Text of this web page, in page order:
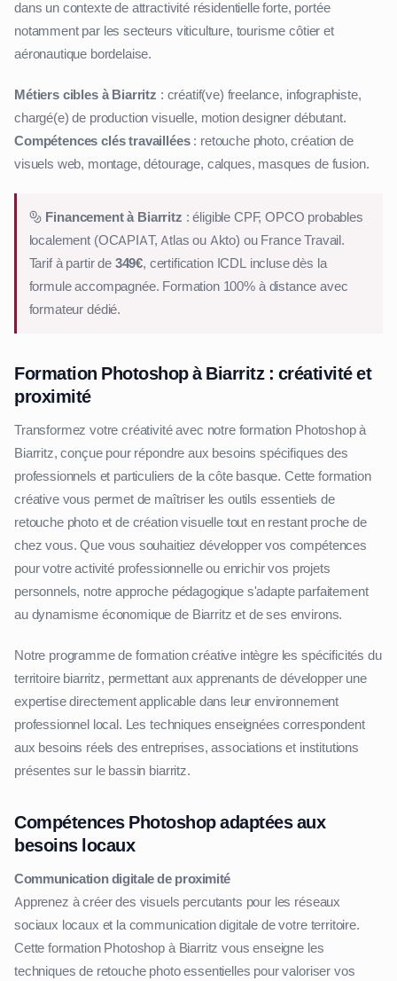
dans un contexte de attractivité résidentielle forte, portée
notamment par les secteurs viticulture, tourisme côtier et
aéronautique bordelaise.
Métiers cibles à Biarritz : créatif(ve) freelance, infographiste,
chargé(e) de production visuelle, motion designer débutant.
Compétences clés travaillées: retouche photo, création de
visuels web, montage, détourage, calques, masques de fusion.
Financement à Biarritz : éligible CPF, OPCO probables
localement (OCAPIAT, Atlas ou Akto) ou France Travail.
Tarif à partir de 349€, certification ICDL incluse dès la
formule accompagnée. Formation 100% à distance avec
formateur dédié.
Formation Photoshop à Biarritz : créativité et
proximité
Transformez votre créativité avec notre formation Photoshop à
Biarritz, conçue pour répondre aux besoins spécifiques des
professionnels et particuliers de la côte basque. Cette formation
créative vous permet de maîtriser les outils essentiels de
retouche photo et de création visuelle tout en restant proche de
chez vous. Que vous souhaitiez développer vos compétences
pour votre activité professionnelle ou enrichir vos projets
personnels, notre approche pédagogique s'adapte parfaitement
au dynamisme économique de Biarritz et de ses environs.
Notre programme de formation créative intègre les spécificités du
territoire biarritz, permettant aux apprenants de développer une
expertise directement applicable dans leur environnement
professionnel local. Les techniques enseignées correspondent
aux besoins réels des entreprises, associations et institutions
présentes sur le bassin biarritz.
Compétences Photoshop adaptées aux
besoins locaux
Communication digitale de proximité
Apprenez à créer des visuels percutants pour les réseaux
sociaux locaux et la communication digitale de votre territoire.
Cette formation Photoshop à Biarritz vous enseigne les
techniques de retouche photo essentielles pour valoriser vos